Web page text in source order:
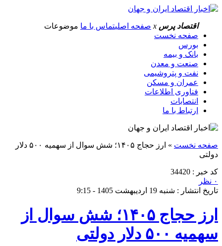
اقتصاد پرس x صفحه اصلیتماس با ما موضوعات
صفحه نخست
بورس
بانک و بیمه
صنعت و معدن
نفت و پتروشیمی
عمران و مسکن
فناوری اطلاعات
انتصابات
ارتباط با ما
صفحه نخست »
ارز حجاج ۱۴۰۵؛ شش سوال از سهمیه ۵۰۰ دلار
دولتی
کد خبر : 34420
۰ نظر
تاریخ انتشار : شنبه 19 اردیبهشت 1405 - 9:15
ارز حجاج ۱۴۰۵؛ شش سوال از
سهمیه ۵۰۰ دلار دولتی